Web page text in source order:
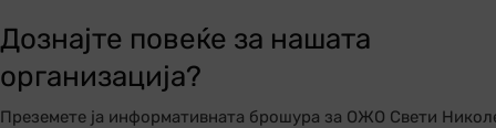
Дознајте повеќе за нашата
организација?
Преземете ја информативната брошура за ОЖО Свети